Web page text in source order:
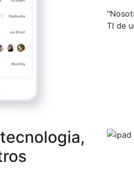
TI de